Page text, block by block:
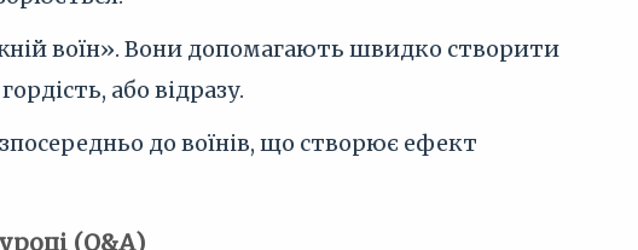
воїн». Вони допомагають швидко створити
або відразу.
до воїнів, що створює ефект
(Q&A)